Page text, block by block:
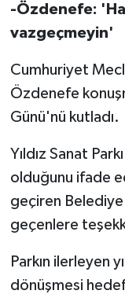
-Özdenefe:
vazgeçmeyin'
Cumhuriyet
Özdenefe
Günü'nü kutladı.
Yıldız Sanat
olduğunu ifade
geçiren Belediye
geçenlere
Parkın ilerleyen
dönüşmesi